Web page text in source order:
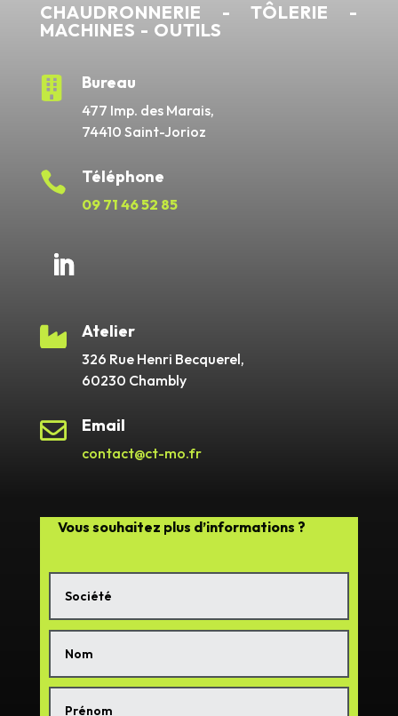
CHAUDRONNERIE - TÔLERIE -
MACHINES - OUTILS
 Bureau
477 Imp. des Marais,
74410 Saint-Jorioz
 Téléphone
09 71 46 52 85
 Atelier
326 Rue Henri Becquerel,
60230 Chambly
 Email
contact@ct-mo.fr
Vous souhaitez plus d’informations ?